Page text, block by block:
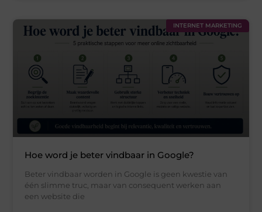
INTERNET MARKETING
Hoe word je beter vindbaar in Google?
Beter vindbaar worden in Google is geen kwestie van
één slimme truc, maar van consequent werken aan
een website die